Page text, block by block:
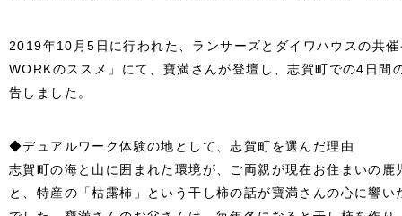
2019年10月5日に行われた、ランサーズとダイワハウスの共
WORKのススメ」にて、寶満さんが登壇し、志賀町での4日間
告しました。
◆デュアルワーク体験の地として、志賀町を選んだ理由
志賀町の海と山に囲まれた環境が、ご両親が現在お住まいの
と、特産の「枯露柿」という干し柿の話が寶満さんの心に響